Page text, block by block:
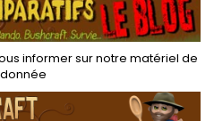
randonnée bushcraft et
survie
informer sur notre matériel de